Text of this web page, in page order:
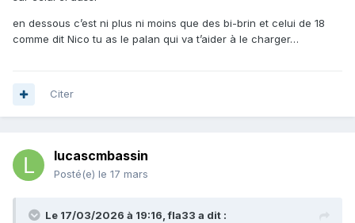
en dessous c’est ni plus ni moins que des bi-brin et celui de 18
comme dit Nico tu as le palan qui va t’aider à le charger…
Citer
lucascmbassin
Posté(e) le 17 mars
Le 17/03/2026 à 19:16,fla33 a dit :